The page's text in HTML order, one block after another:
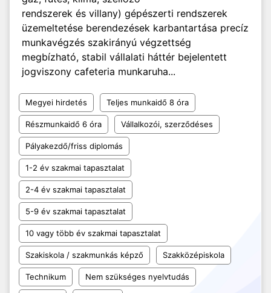
rendszerek és villany) gépészerti rendszerek
üzemeltetése berendezések karbantartása precíz
munkavégzés szakirányú végzettség
megbízható, stabil vállalati háttér bejelentett
jogviszony cafeteria munkaruha...
Megyei hirdetés Teljes munkaidő 8 óra
Részmunkaidő 6 óra Vállalkozói, szerződéses
Pályakezdő/friss diplomás
1-2 év szakmai tapasztalat
2-4 év szakmai tapasztalat
5-9 év szakmai tapasztalat
10 vagy több év szakmai tapasztalat
Szakiskola / szakmunkás képző Szakközépiskola
Technikum Nem szükséges nyelvtudás